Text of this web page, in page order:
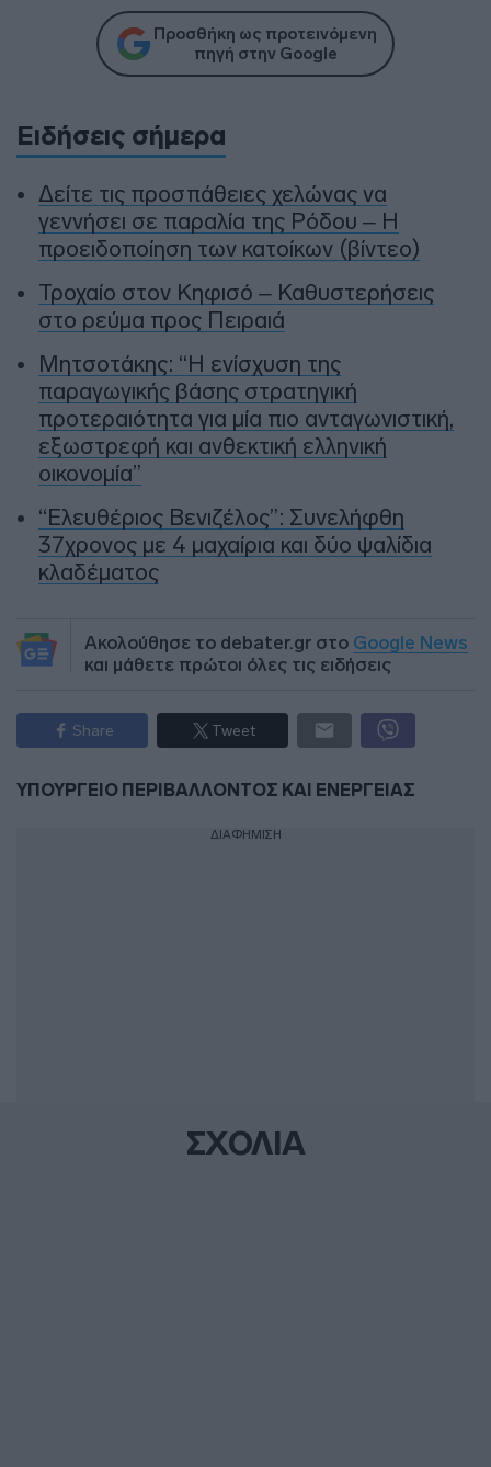
Προσθήκη ως προτεινόμενη
πηγή στην Google
Ειδήσεις σήμερα
Δείτε τις προσπάθειες χελώνας να
γεννήσει σε παραλία της Ρόδου – Η
προειδοποίηση των κατοίκων (βίντεο)
Τροχαίο στον Κηφισό – Καθυστερήσεις
στο ρεύμα προς Πειραιά
Μητσοτάκης: “Η ενίσχυση της
παραγωγικής βάσης στρατηγική
προτεραιότητα για μία πιο ανταγωνιστική,
εξωστρεφή και ανθεκτική ελληνική
οικονομία”
“Ελευθέριος Βενιζέλος”: Συνελήφθη
37χρονος με 4 μαχαίρια και δύο ψαλίδια
κλαδέματος
Ακολούθησε το debater.gr στο Google News
και μάθετε πρώτοι όλες τις ειδήσεις
Share Tweet
ΥΠΟΥΡΓΕΙΟ ΠΕΡΙΒΑΛΛΟΝΤΟΣ ΚΑΙ ΕΝΕΡΓΕΙΑΣ
ΔΙΑΦΗΜΙΣΗ
ΣΧΟΛΙΑ